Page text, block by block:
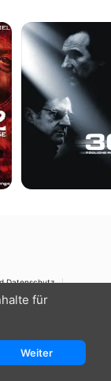
36
-
Tödliche
Rivalen
Datenschutz
für
Weiter